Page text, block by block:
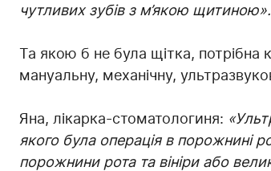
чутливих зубів з м’якою щитиною».
Та якою б не була щітка, потрібна
мануальну, механічну,
Яна, лікарка-стоматологиня:
якого була операція в порожнині
порожнини рота та вініри або